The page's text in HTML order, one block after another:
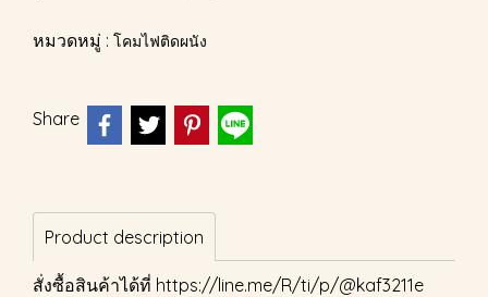
หมวดหมู่ : โคมไฟติดผนัง
Share
Product description
สั่งซื้อสินค้าได้ที่ https://line.me/R/ti/p/@kaf3211e